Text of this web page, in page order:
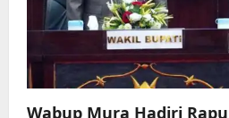
Wabup Mura Hadiri